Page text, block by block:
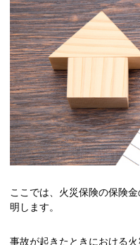
ここでは、火災保険の保険
明します。
事故が起きたときにおける